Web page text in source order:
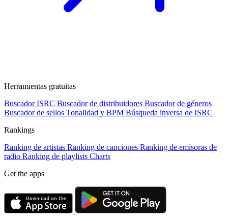
Herramientas gratuitas
Buscador ISRC Buscador de distribuidores Buscador de géneros
Buscador de sellos Tonalidad y BPM Búsqueda inversa de ISRC
Rankings
Ranking de artistas Ranking de canciones Ranking de emisoras de
radio Ranking de playlists Charts
Get the apps